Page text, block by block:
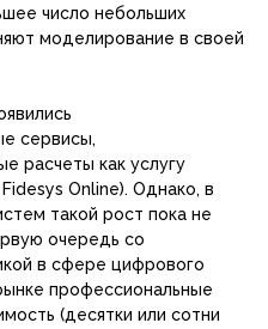
число небольших
моделирование в своей
сервисы,
расчеты как услугу
Online). Однако, в
такой рост пока не
очередь со
в сфере цифрового
профессиональные
(десятки или сотни